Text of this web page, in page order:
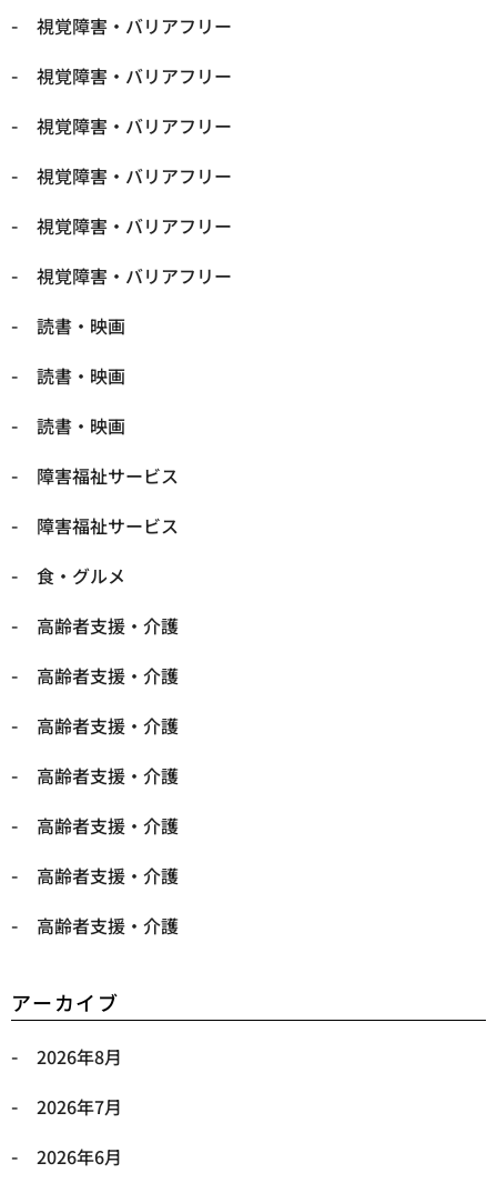
視覚障害・バリアフリー
視覚障害・バリアフリー
視覚障害・バリアフリー
視覚障害・バリアフリー
視覚障害・バリアフリー
視覚障害・バリアフリー
読書・映画
読書・映画
読書・映画
障害福祉サービス
障害福祉サービス
食・グルメ
高齢者支援・介護
高齢者支援・介護
高齢者支援・介護
高齢者支援・介護
高齢者支援・介護
高齢者支援・介護
高齢者支援・介護
アーカイブ
2026年8月
2026年7月
2026年6月